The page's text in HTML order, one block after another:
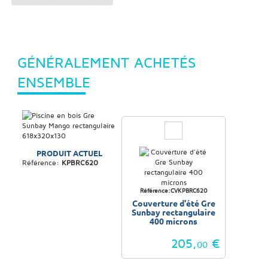
GÉNÉRALEMENT ACHETÉS
ENSEMBLE
PRODUIT ACTUEL
Référence: KPBRC620
Référence:CVKPBRC620
Couverture d'été Gre
Sunbay rectangulaire
400 microns
205,00 €